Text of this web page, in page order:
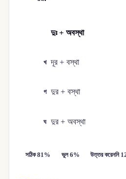
দুঃ + অবস্থা
খ দূর + বস্থা
গ দুর + বস্থা
ঘ দুর + অবস্থা
সঠিক 81% ভুল 6% উত্তর করেননি